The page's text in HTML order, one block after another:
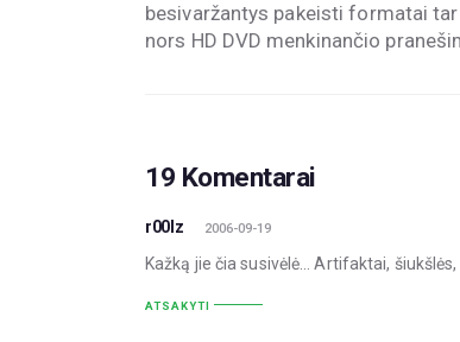
besivaržantys pakeisti formatai
nors HD DVD menkinančio
19 Komentarai
r00lz 2006-09-19
Kažką jie čia susivėlė… Artifaktai,
ATSAKYTI